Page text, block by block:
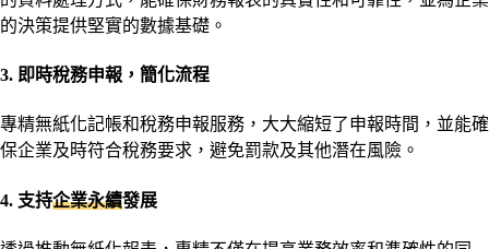
的決策提供堅實的數據基礎。
3. 即時稅務申報，簡化流程
專精無紙化記帳和稅務申報服務，大大縮短了申報時間，並能確
保企業及時符合稅務要求，避免罰款及其他潛在風險。
4. 支持企業永續發展